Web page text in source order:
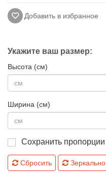
Добавить в избранное
Укажите ваш размер:
Высота (см)
Ширина (см)
Сохранить пропорции
Сбросить Зеркально